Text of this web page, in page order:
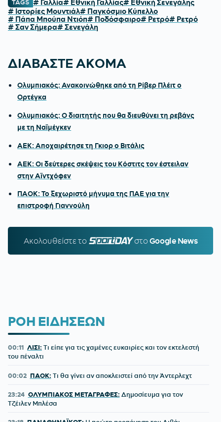
TAGS # Γαλλία# Εθνική Γαλλίας# Εθνική Σενεγάλης
# Ιστορίες Μουντιάλ# Παγκόσμιο Κύπελλο
# Πάπα Μπούπα Ντιόπ# Ποδόσφαιρο# Ρετρό# Ρετρό
# Σαν Σήμερα# Σενεγάλη
ΔΙΑΒΑΣΤΕ ΑΚΟΜΑ
Ολυμπιακός: Ανακοινώθηκε από τη Ρίβερ Πλέιτ ο
Ορτέγκα
Ολυμπιακός: Ο διαιτητής που θα διευθύνει τη ρεβάνς
με τη Ναϊμέγκεν
ΑΕΚ: Αποχαιρέτησε τη Γκιορ ο Βιτάλις
ΑΕΚ: Οι δεύτερες σκέψεις του Κόστιτς τον έστειλαν
στην Αϊντχόφεν
ΠΑΟΚ: Το ξεχωριστό μήνυμα της ΠΑΕ για την
επιστροφή Γιαννούλη
Ακολουθείστε τo SPORTDAY.GR
στοGoogle News
ΡΟΗ ΕΙΔΗΣΕΩΝ
00:11 ΛΙΣΙ: Τι είπε για τις χαμένες ευκαιρίες και τον εκτελεστή
του πέναλτι
00:02 ΠΑΟΚ: Τι θα γίνει αν αποκλειστεί από την Άντερλεχτ
23:24 ΟΛΥΜΠΙΑΚΟΣ ΜΕΤΑΓΡΑΦΕΣ: Δημοσίευμα για τον
Τζέιλεν Μπλέσα